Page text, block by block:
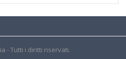
- Tutti i diritti riservati.